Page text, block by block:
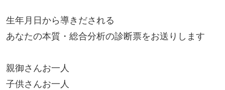
生年月日から導きだされる
あなたの本質・総合分析の診断票をお送りします
親御さんお一人
子供さんお一人